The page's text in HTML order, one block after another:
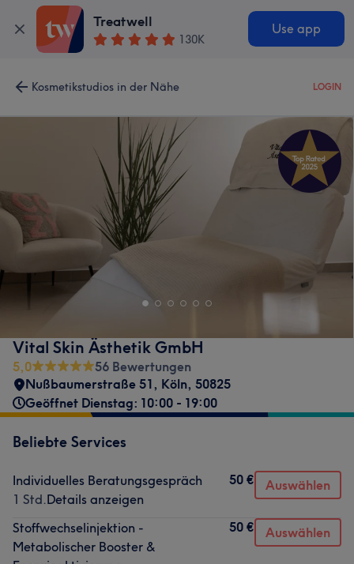
Treatwell
130K
Use app
Kosmetikstudios in der Nähe LOGIN
Vital Skin Ästhetik GmbH
5,0
56 Bewertungen
Nußbaumerstraße 51, Köln, 50825
Geöffnet Dienstag: 10:00 - 19:00
Beliebte Services
Individuelles Beratungsgespräch
1 Std.Details anzeigen
50 € Auswählen
Stoffwechselinjektion -
Metabolischer Booster &
50 € Auswählen